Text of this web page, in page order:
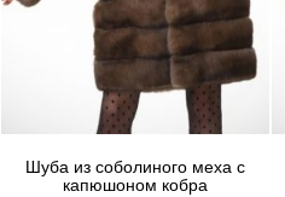
Шуба из соболиного меха с
капюшоном кобра